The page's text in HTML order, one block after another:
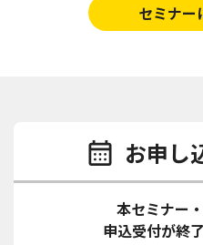
セミナー
お申し
本セミナー
申込受付が終